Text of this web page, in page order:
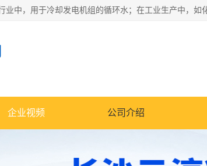
企业视频 公司介绍